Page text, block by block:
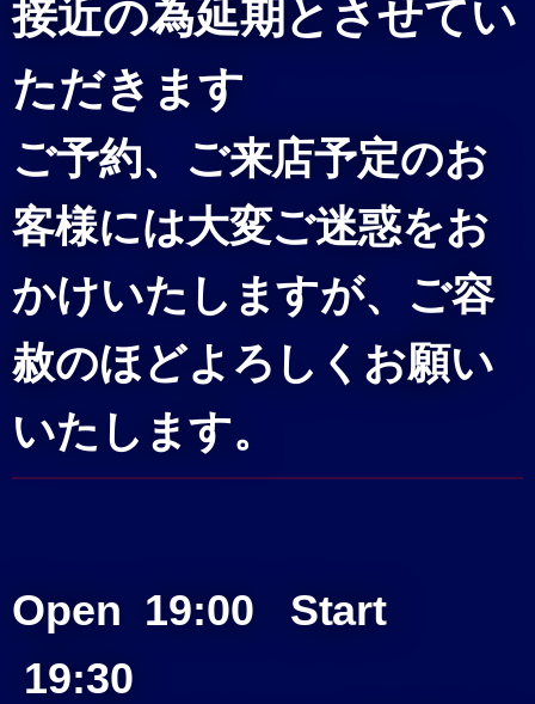
接近の為延期とさせてい
ただきます
ご予約、ご来店予定のお
客様には大変ご迷惑をお
かけいたしますが、ご容
赦のほどよろしくお願い
いたします。
Open 19:00 Start
19:30